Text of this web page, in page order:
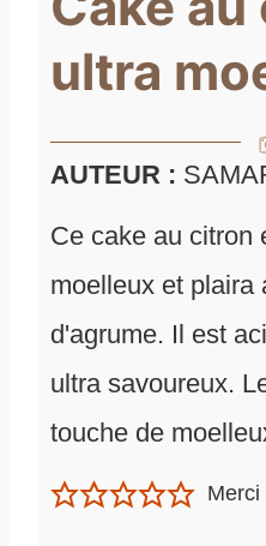
ultra
AUTEUR :
Ce cake au citron
moelleux et plaira
d'agrume. Il est
ultra savoureux.
touche de
Merci